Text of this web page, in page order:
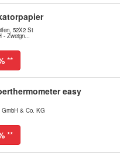
52X2 St
- Zweign...
**
easy
GmbH & Co. KG
**